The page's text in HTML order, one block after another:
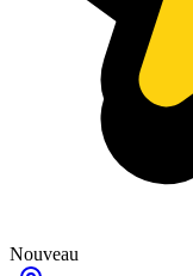
Nouveau